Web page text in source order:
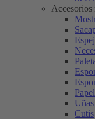
Accesorios
Uñas
Cutis